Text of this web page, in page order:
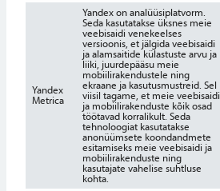
Yandex
Metrica
Yandex on analüüsiplatvorm.
Seda kasutatakse üksnes meie
veebisaidi venekeelses
versioonis, et jälgida veebisaidi
ja alamsaitide külastuste arvu ja
liiki, juurdepääsu meie
mobiilirakendustele ning
ekraane ja kasutusmustreid. Sel
viisil tagame, et meie veebisaidi
ja mobiilirakenduste kõik osad
töötavad korralikult. Seda
tehnoloogiat kasutatakse
anonüümsete koondandmete
esitamiseks meie veebisaidi ja
mobiilirakenduste ning
kasutajate vahelise suhtluse
kohta.